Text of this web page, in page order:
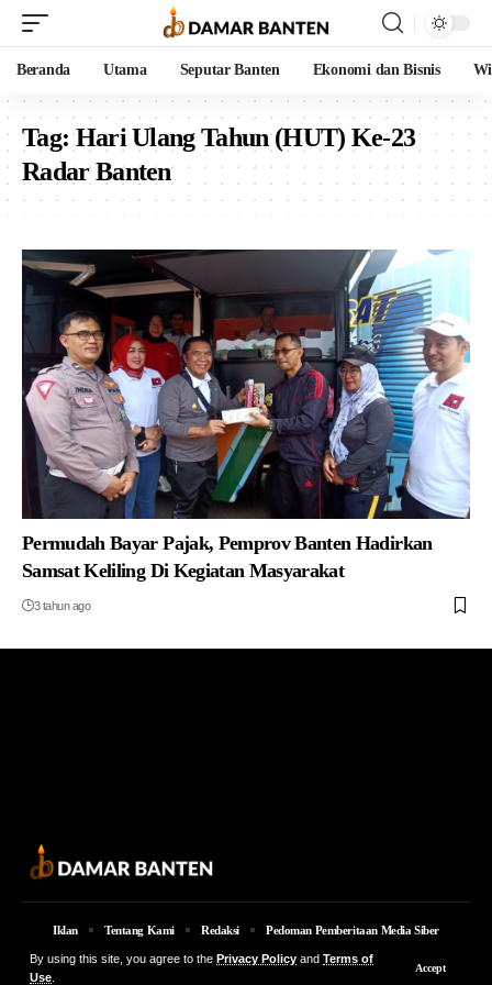
By using this site, you agree to the Privacy Policy and Terms of
Use
Accept
Beranda Utama Seputar Banten Ekonomi dan Bisnis
Tag:Hari Ulang Tahun (HUT) Ke-23
Radar Banten
Permudah Bayar Pajak, Pemprov Banten Hadirkan
Samsat Keliling Di Kegiatan Masyarakat
3 tahun ago
© 2026 Damar Banten | PT. MEDIA DAMAR BANTEN Jalan Jakarta KM 5,
Iklan Tentang Kami Redaksi Pedoman Pemberitaan Media Siber